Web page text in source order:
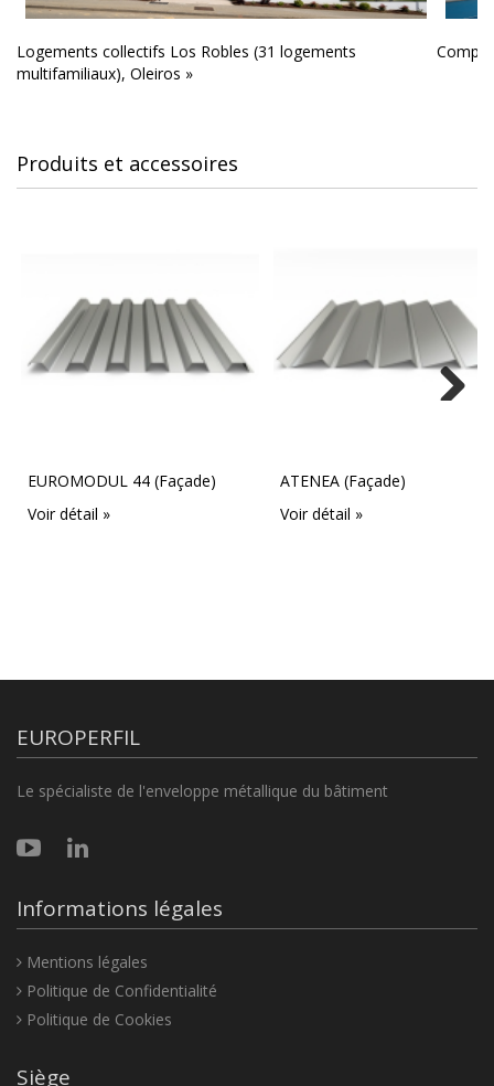
Logements collectifs Los Robles (31 logements
multifamiliaux), Oleiros »
Produits et accessoires
EUROMODUL 44 (Façade)
Voir détail »
ATENEA (Façade)
Voir détail »
EUROPERFIL
Le spécialiste de l'enveloppe métallique du bâtiment
Informations légales
Mentions légales
Politique de Confidentialité
Politique de Cookies
Siège